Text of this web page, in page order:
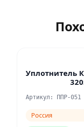
Уплотнитель
Артикул: ППР-051
Россия